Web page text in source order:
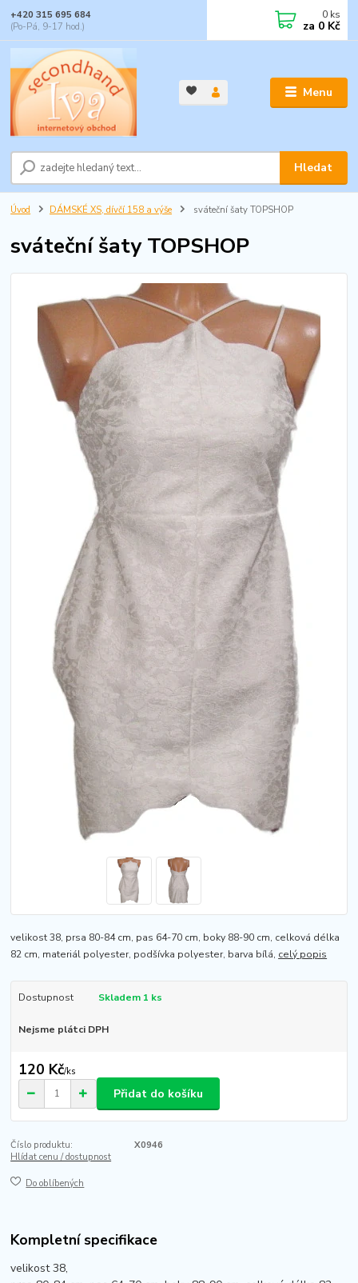
Menu
Hledat
+420 315 695 684
(Po-Pá, 9-17 hod.)
0 ks
za 0 Kč
Úvod DÁMSKÉ XS, dívčí 158 a výše sváteční šaty TOPSHOP
sváteční šaty TOPSHOP
velikost 38, prsa 80-84 cm, pas 64-70 cm, boky 88-90 cm, celková délka
82 cm, materiál polyester, podšívka polyester, barva bílá, celý popis
Dostupnost Skladem 1 ks
Nejsme plátci DPH
120 Kč/ks
Přidat do košíku
Číslo produktu:
X0946
Hlídat cenu / dostupnost
Do oblíbených
Kompletní specifikace
velikost 38,